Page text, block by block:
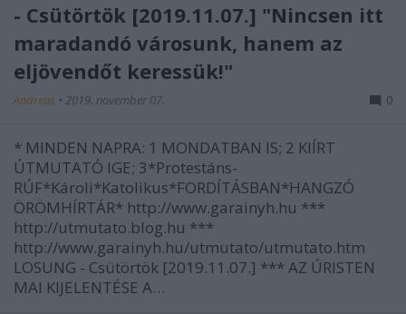
- Csütörtök [2019.11.07.] "Nincsen itt
maradandó városunk, hanem az
eljövendőt keressük!"
Andreas • 2019. november 07. 0
* MINDEN NAPRA: 1 MONDATBAN IS; 2 KIÍRT
ÚTMUTATÓ IGE; 3*Protestáns-
RÚF*Károli*Katolikus*FORDÍTÁSBAN*HANGZÓ
ÖRÖMHÍRTÁR* http://www.garainyh.hu ***
http://utmutato.blog.hu ***
http://www.garainyh.hu/utmutato/utmutato.htm
LOSUNG - Csütörtök [2019.11.07.] *** AZ ÚRISTEN
MAI KIJELENTÉSE A…